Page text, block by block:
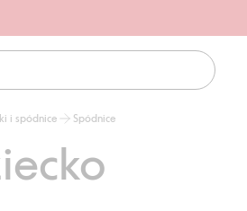
ofertę,
Newbie
i spódnice Spódnice